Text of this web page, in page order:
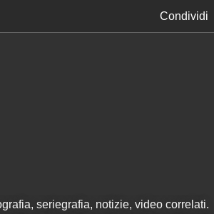
Condividi
seriegrafia, notizie, video correlati.